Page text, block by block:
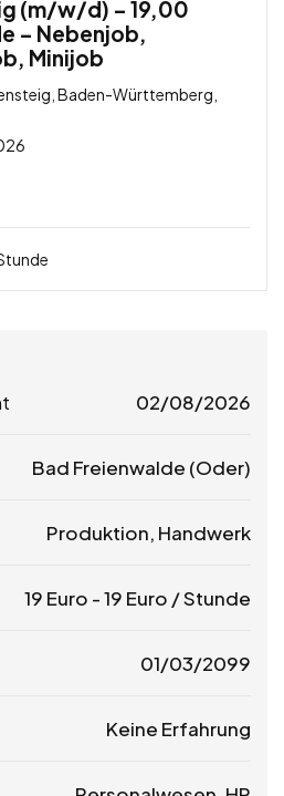
(m/w/d) – 19,00
– Nebenjob,
Minijob
Baden-Württemberg,
02/08/2026
Bad Freienwalde (Oder)
Produktion, Handwerk
19 Euro -19 Euro / Stunde
01/03/2099
Keine Erfahrung